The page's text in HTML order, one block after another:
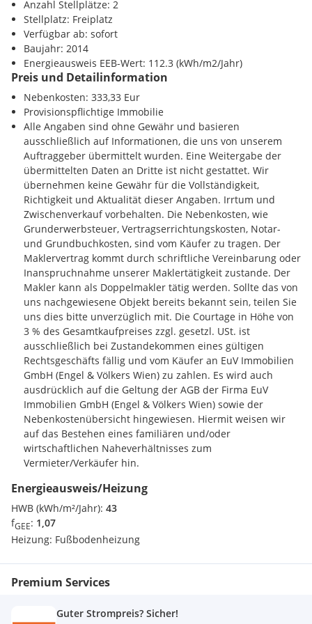
Anzahl Stellplätze: 2
Stellplatz: Freiplatz
Verfügbar ab: sofort
Baujahr: 2014
Energieausweis EEB-Wert: 112.3 (kWh/m2/Jahr)
Preis und Detailinformation
Nebenkosten: 333,33 Eur
Provisionspflichtige Immobilie
Alle Angaben sind ohne Gewähr und basieren
ausschließlich auf Informationen, die uns von unserem
Auftraggeber übermittelt wurden. Eine Weitergabe der
übermittelten Daten an Dritte ist nicht gestattet. Wir
übernehmen keine Gewähr für die Vollständigkeit,
Richtigkeit und Aktualität dieser Angaben. Irrtum und
Zwischenverkauf vorbehalten. Die Nebenkosten, wie
Grunderwerbsteuer, Vertragserrichtungskosten, Notar-
und Grundbuchkosten, sind vom Käufer zu tragen. Der
Maklervertrag kommt durch schriftliche Vereinbarung oder
Inanspruchnahme unserer Maklertätigkeit zustande. Der
Makler kann als Doppelmakler tätig werden. Sollte das von
uns nachgewiesene Objekt bereits bekannt sein, teilen Sie
uns dies bitte unverzüglich mit. Die Courtage in Höhe von
3 % des Gesamtkaufpreises zzgl. gesetzl. USt. ist
ausschließlich bei Zustandekommen eines gültigen
Rechtsgeschäfts fällig und vom Käufer an EuV Immobilien
GmbH (Engel & Völkers Wien) zu zahlen. Es wird auch
ausdrücklich auf die Geltung der AGB der Firma EuV
Immobilien GmbH (Engel & Völkers Wien) sowie der
Nebenkostenübersicht hingewiesen. Hiermit weisen wir
auf das Bestehen eines familiären und/oder
wirtschaftlichen Naheverhältnisses zum
Vermieter/Verkäufer hin.
Energieausweis/Heizung
HWB (kWh/m²/Jahr): 43
fGEE: 1,07
Heizung: Fußbodenheizung
Premium Services
Guter Strompreis? Sicher!